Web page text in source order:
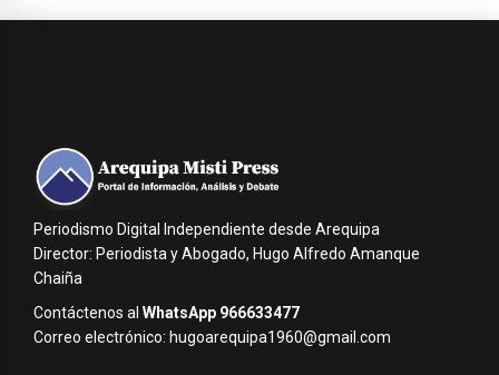
Periodismo Digital Independiente desde Arequipa
Director: Periodista y Abogado, Hugo Alfredo Amanque
Chaiña
Contáctenos al WhatsApp 966633477
Correo electrónico: hugoarequipa1960@gmail.com